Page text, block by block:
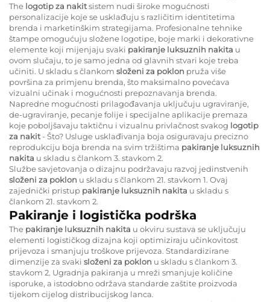
The logotip za nakitsistem nudi široke mogućnosti
personalizacije koje se usklađuju s različitim identitetima
brenda i marketinškim strategijama. Profesionalne tehnike
štampe omogućuju složene logotipe, boje marki i dekorativne
elemente koji mijenjaju svaki pakiranje luksuznih nakita u
ovom slučaju, to je samo jedna od glavnih stvari koje treba
učiniti. U skladu s člankom složeni za poklon pruža više
površina za primjenu brenda, što maksimalno povećava
vizualni učinak i mogućnosti prepoznavanja brenda.
Napredne mogućnosti prilagođavanja uključuju ugraviranje,
de-ugraviranje, pecanje folije i specijalne aplikacije premaza
koje poboljšavaju taktičnu i vizualnu privlačnost svakog logotip
za nakit- Što? Usluge usklađivanja boja osiguravaju precizno
reprodukciju boja brenda na svim tržištima pakiranje luksuznih
nakita u skladu s člankom 3. stavkom 2.
Službe savjetovanja o dizajnu podržavaju razvoj jedinstvenih
složeni za poklon u skladu s člankom 21. stavkom 1. Ovaj
zajednički pristup pakiranje luksuznih nakita u skladu s
člankom 21. stavkom 2.
Pakiranje i logistička podrška
The pakiranje luksuznih nakita u okviru sustava se uključuju
elementi logističkog dizajna koji optimiziraju učinkovitost
prijevoza i smanjuju troškove prijevoza. Standardizirane
dimenzije za svaki složeni za poklon u skladu s člankom 3.
stavkom 2. Ugradnja pakiranja u mreži smanjuje količine
isporuke, a istodobno održava standarde zaštite proizvoda
tijekom cijelog distribucijskog lanca.